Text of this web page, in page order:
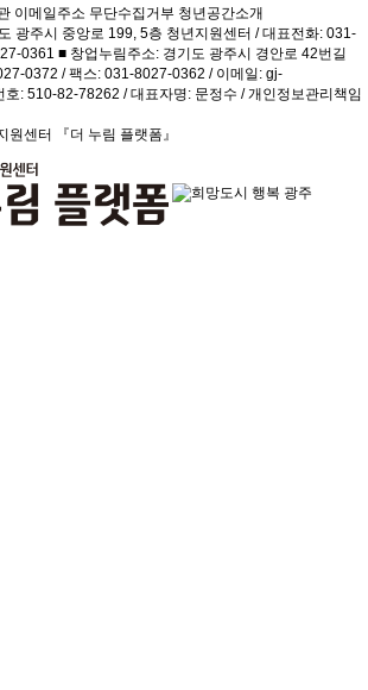
이메일주소 무단수집거부 청년공간소개
광주시 중앙로 199, 5층 청년지원센터 / 대표전화: 031-
0361 ■ 창업누림주소: 경기도 광주시 경안로 42번길
0372 / 팩스: 031-8027-0362 / 이메일: gj-
: 510-82-78262 / 대표자명: 문정수 / 개인정보관리책임
센터 『더 누림 플랫폼』